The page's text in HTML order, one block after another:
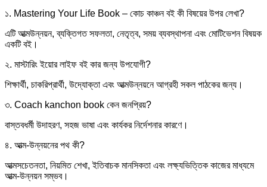
১. Mastering Your Life Book – কোচ কাঞ্চন বই কী বিষয়ের উপর লেখা?
এটি আত্মউন্নয়ন, ব্যক্তিগত সফলতা, নেতৃত্ব, সময় ব্যবস্থাপনা এবং মোটিভেশন বিষয়ক
একটি বই।
২. মাস্টারিং ইয়োর লাইফ বই কার জন্য উপযোগী?
শিক্ষার্থী, চাকরিপ্রার্থী, উদ্যোক্তা এবং আত্মউন্নয়নে আগ্রহী সকল পাঠকের জন্য।
৩. Coach kanchon book কেন জনপ্রিয়?
বাস্তবধর্মী উদাহরণ, সহজ ভাষা এবং কার্যকর নির্দেশনার কারণে।
৪. আত্ম-উন্নয়নের পথ কী?
আত্মসচেতনতা, নিয়মিত শেখা, ইতিবাচক মানসিকতা এবং লক্ষ্যভিত্তিক কাজের মাধ্যমে
আত্ম-উন্নয়ন সম্ভব।